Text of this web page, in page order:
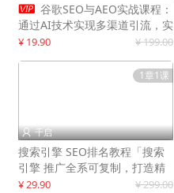
 谷歌SEO与AEO实战课程：
通过AI技术实现多渠道引流，实
现网站流量增长300%
¥ 19.90 ¥ 199.00
1章1课
 千启
搜索引擎 SEO排名教程「搜索
引擎 推广全系可复制，打造精
准被动流量系统
¥ 29.90 ¥ 299.00